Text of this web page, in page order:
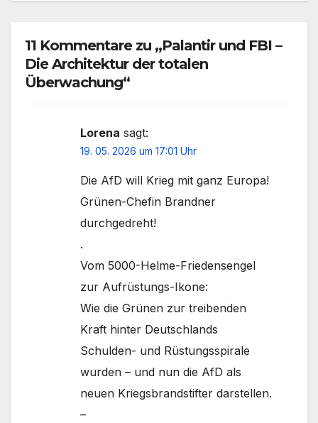
11 Kommentare zu „Palantir und FBI –
Die Architektur der totalen
Überwachung“
Lorena sagt:
19. 05. 2026 um 17:01 Uhr
Die AfD will Krieg mit ganz Europa!
Grünen-Chefin Brandner
durchgedreht!
.
Vom 5000-Helme-Friedensengel
zur Aufrüstungs-Ikone:
Wie die Grünen zur treibenden
Kraft hinter Deutschlands
Schulden- und Rüstungsspirale
wurden – und nun die AfD als
neuen Kriegsbrandstifter darstellen.
–